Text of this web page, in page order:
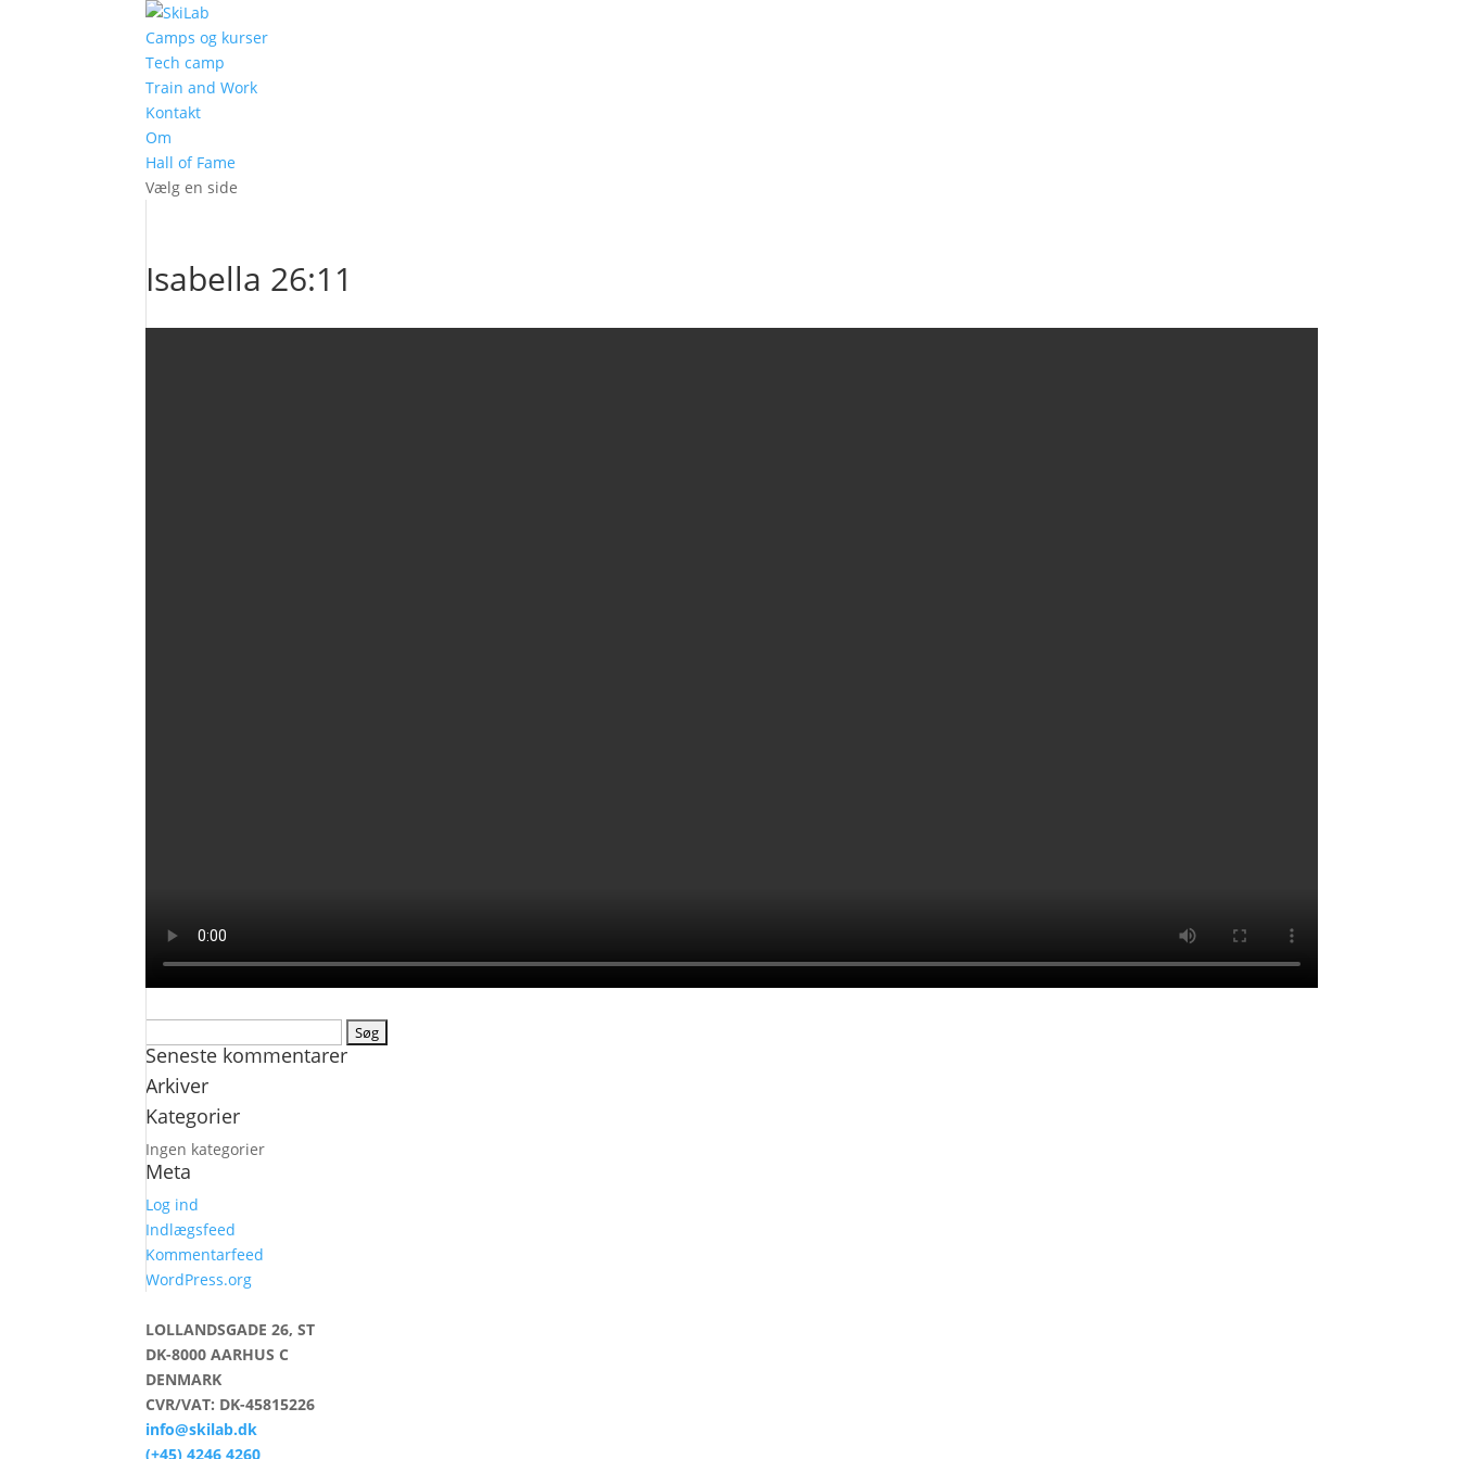
Camps og kurser
Tech camp
Train and Work
Kontakt
Om
Hall of Fame
Vælg en side
Isabella 26:11
efter:
Seneste kommentarer
Arkiver
Kategorier
Ingen kategorier
Meta
Log ind
Indlægsfeed
Kommentarfeed
WordPress.org
LOLLANDSGADE 26, ST
DK-8000 AARHUS C
DENMARK
CVR/VAT: DK-45815226
info@skilab.dk
(+45) 4246 4260